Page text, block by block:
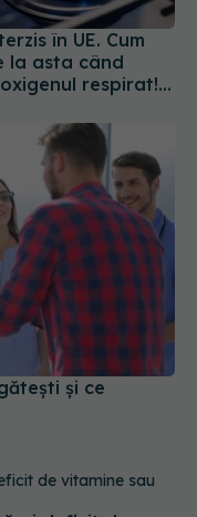
la asta când
respirat!
la flacăra
și ce